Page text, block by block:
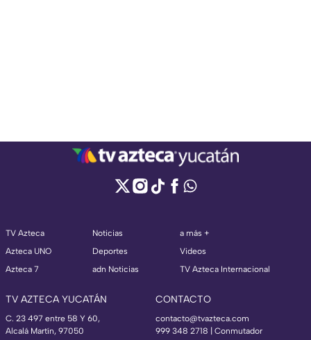
TV Azteca
Azteca UNO
Azteca 7
Noticias
Deportes
adn Noticias
a más +
Videos
TV Azteca Internacional
TV AZTECA YUCATÁN
C. 23 497 entre 58 Y 60,
Alcalá Martín, 97050
CONTACTO
contacto@tvazteca.com
999 348 2718 | Conmutador